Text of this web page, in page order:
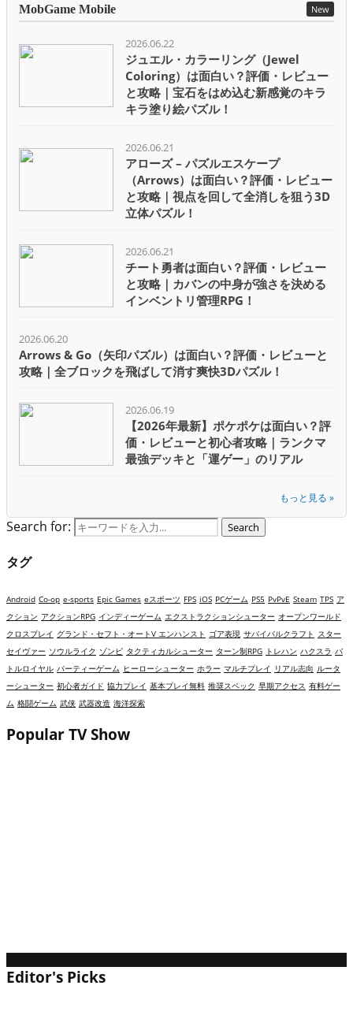
MobGame Mobile New
2026.06.22
ジュエル・カラーリング（Jewel
Coloring）は面白い？評価・レビュー
と攻略｜宝石をはめ込む新感覚のキラ
キラ塗り絵パズル！
2026.06.21
アローズ – パズルエスケープ
（Arrows）は面白い？評価・レビュー
と攻略｜視点を回して全消しを狙う3D
立体パズル！
2026.06.21
チート勇者は面白い？評価・レビュー
と攻略｜カバンの中身が強さを決める
インベントリ管理RPG！
2026.06.20
Arrows & Go（矢印パズル）は面白い？評価・レビューと
攻略｜全ブロックを飛ばして消す爽快3Dパズル！
2026.06.19
【2026年最新】ポケポケは面白い？評
価・レビューと初心者攻略｜ランクマ
最強デッキと「運ゲー」のリアル
もっと見る »
Search for: Search
タグ
Android Co-op e-sports Epic Games eスポーツ FPS iOS PCゲーム PS5 PvPvE Steam TPS ア
クション アクションRPG インディーゲーム エクストラクションシューター オープンワールド
クロスプレイ グランド・セフト・オートV エンハンスト ゴア表現 サバイバルクラフト スター
セイヴァー ソウルライク ゾンビ タクティカルシューター ターン制RPG トレハン ハクスラ バ
トルロイヤル パーティーゲーム ヒーローシューター ホラー マルチプレイ リアル志向 ルータ
ーシューター 初心者ガイド 協力プレイ 基本プレイ無料 推奨スペック 早期アクセス 有料ゲー
ム 格闘ゲーム 武侠 武器改造 海洋探索
Popular TV Show
Editor's Picks